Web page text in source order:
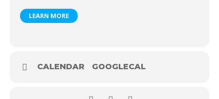
LEARN MORE
CALENDAR GOOGLECAL